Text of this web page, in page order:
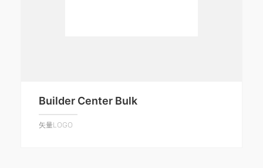
Builder Center Bulk
矢量LOGO